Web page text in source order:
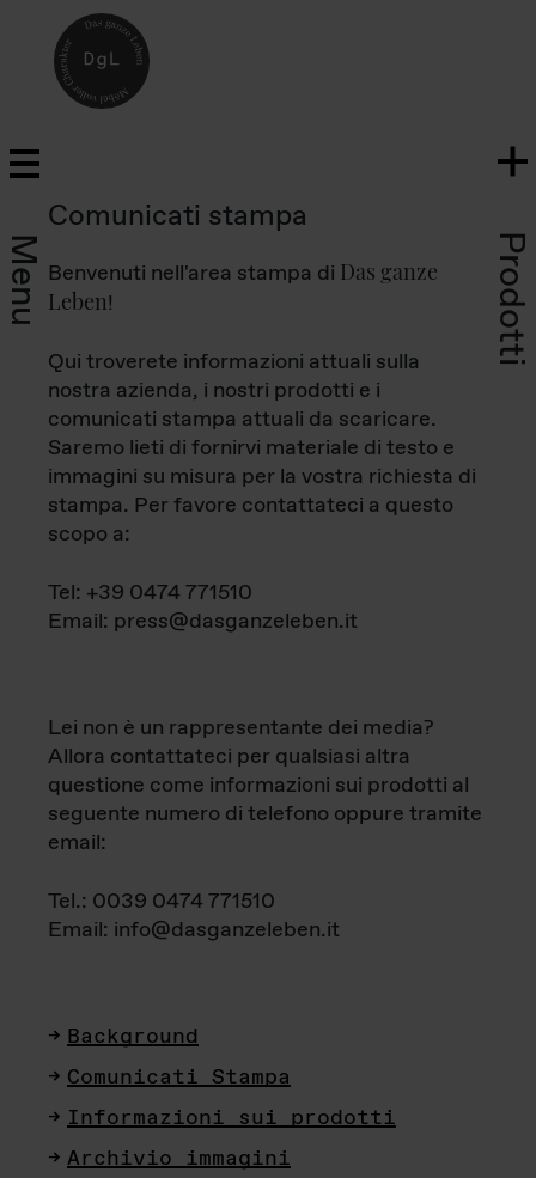
Menu Prodotti
Comunicati stampa
Benvenuti nell'area stampa di Das ganze
Leben!
Qui troverete informazioni attuali sulla
nostra azienda, i nostri prodotti e i
comunicati stampa attuali da scaricare.
Saremo lieti di fornirvi materiale di testo e
immagini su misura per la vostra richiesta di
stampa. Per favore contattateci a questo
scopo a:
Tel: +39 0474 771510
Email: press@dasganzeleben.it
Lei non è un rappresentante dei media?
Allora contattateci per qualsiasi altra
questione come informazioni sui prodotti al
seguente numero di telefono oppure tramite
email:
Tel.: 0039 0474 771510
Email: info@dasganzeleben.it
Background
Comunicati Stampa
Informazioni sui prodotti
Archivio immagini